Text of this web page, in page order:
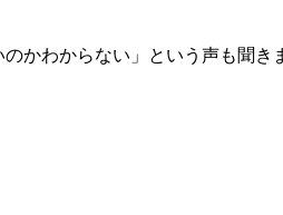
かわからない」という声も聞き